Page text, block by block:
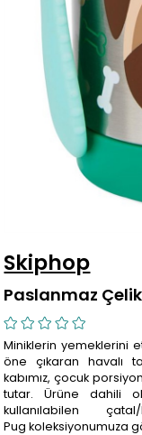
Skiphop
Paslanmaz
Miniklerin yemeklerini
öne çıkaran havalı
kabımız, çocuk
tutar. Ürüne dahili
kullanılabilen
Pug koleksiyonumuza